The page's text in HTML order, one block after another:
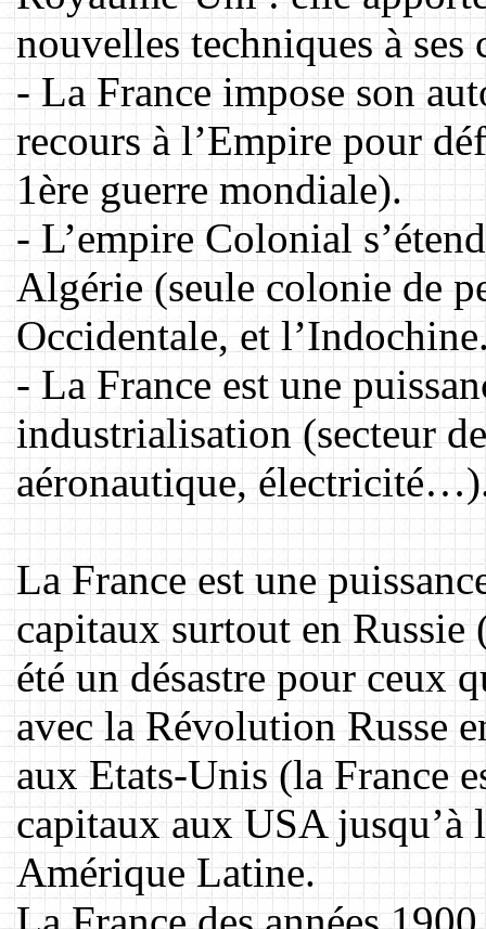
nouvelles techniques à ses
- La France impose son
recours à l’Empire pour
1ère guerre mondiale).
- L’empire Colonial
Algérie (seule colonie de
Occidentale, et
- La France est une
industrialisation (secteur
aéronautique,
La France est une
capitaux surtout en Russie
été un désastre pour ceux
avec la Révolution Russe
aux Etats-Unis (la France
capitaux aux USA jusqu’à
Amérique Latine.